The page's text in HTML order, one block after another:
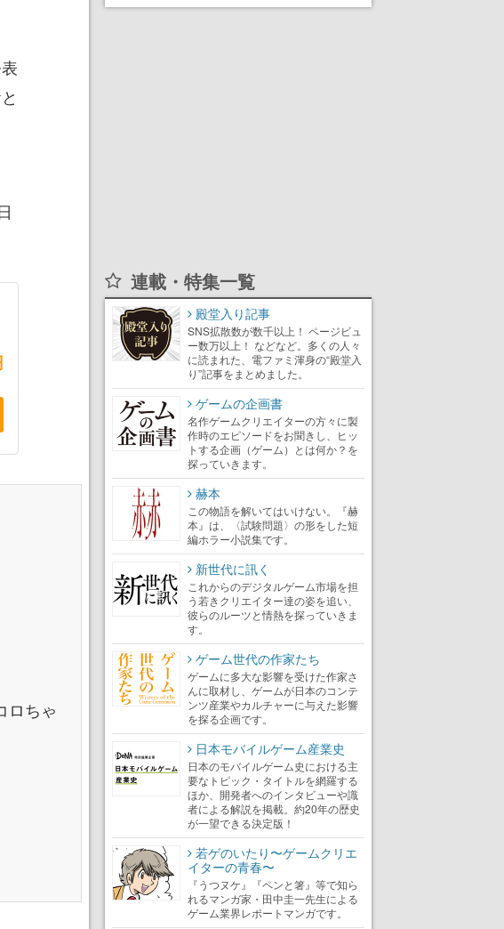
ロちゃ
連載・特集一覧
殿堂入り記事
SNS拡散数が数千以上！ ページビュ
ー数万以上！ などなど。多くの人々
に読まれた、電ファミ渾身の“殿堂入
り”記事をまとめました。
ゲームの企画書
名作ゲームクリエイターの方々に製
作時のエピソードをお聞きし、ヒッ
トする企画（ゲーム）とは何か？を
探っていきます。
赫本
この物語を解いてはいけない。『赫
本』は、〈試験問題〉の形をした短
編ホラー小説集です。
新世代に訊く
これからのデジタルゲーム市場を担
う若きクリエイター達の姿を追い、
彼らのルーツと情熱を探っていきま
す。
ゲーム世代の作家たち
ゲームに多大な影響を受けた作家さ
んに取材し、ゲームが日本のコンテ
ンツ産業やカルチャーに与えた影響
を探る企画です。
日本モバイルゲーム産業史
日本のモバイルゲーム史における主
要なトピック・タイトルを網羅する
ほか、開発者へのインタビューや識
者による解説を掲載。約20年の歴史
が一望できる決定版！
若ゲのいたり〜ゲームクリエ
イターの青春〜
『うつヌケ』『ペンと箸』等で知ら
れるマンガ家・田中圭一先生による
ゲーム業界レポートマンガです。